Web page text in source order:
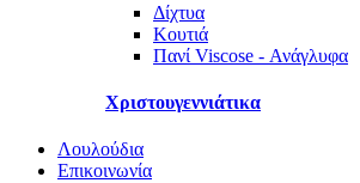
Δίχτυα
Κουτιά
Πανί Viscose - Ανάγλυφα
Χριστουγεννιάτικα
Λουλούδια
Επικοινωνία